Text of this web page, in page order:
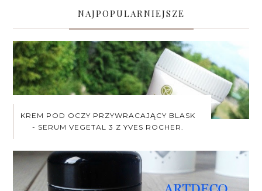
NAJPOPULARNIEJSZE
KREM POD OCZY PRZYWRACAJĄCY BLASK
- SERUM VEGETAL 3 Z YVES ROCHER.